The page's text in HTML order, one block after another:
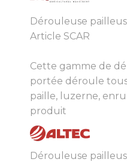
Dérouleuse
Article SCAR
Cette gamme de
portée déroule
paille, luzerne,
produit
Dérouleuse